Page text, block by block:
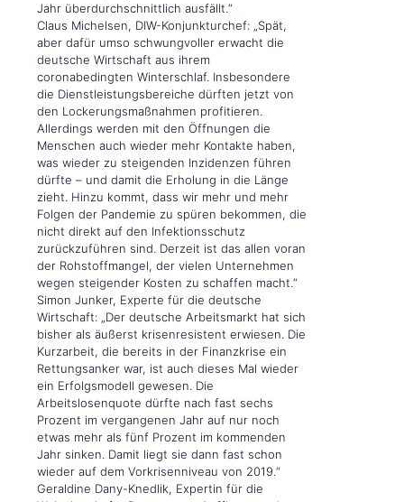
Jahr überdurchschnittlich ausfällt.“
Claus Michelsen, DIW-Konjunkturchef: „Spät,
aber dafür umso schwungvoller erwacht die
deutsche Wirtschaft aus ihrem
coronabedingten Winterschlaf. Insbesondere
die Dienstleistungsbereiche dürften jetzt von
den Lockerungsmaßnahmen profitieren.
Allerdings werden mit den Öffnungen die
Menschen auch wieder mehr Kontakte haben,
was wieder zu steigenden Inzidenzen führen
dürfte – und damit die Erholung in die Länge
zieht. Hinzu kommt, dass wir mehr und mehr
Folgen der Pandemie zu spüren bekommen, die
nicht direkt auf den Infektionsschutz
zurückzuführen sind. Derzeit ist das allen voran
der Rohstoffmangel, der vielen Unternehmen
wegen steigender Kosten zu schaffen macht.“
Simon Junker, Experte für die deutsche
Wirtschaft: „Der deutsche Arbeitsmarkt hat sich
bisher als äußerst krisenresistent erwiesen. Die
Kurzarbeit, die bereits in der Finanzkrise ein
Rettungsanker war, ist auch dieses Mal wieder
ein Erfolgsmodell gewesen. Die
Arbeitslosenquote dürfte nach fast sechs
Prozent im vergangenen Jahr auf nur noch
etwas mehr als fünf Prozent im kommenden
Jahr sinken. Damit liegt sie dann fast schon
wieder auf dem Vorkrisenniveau von 2019.“
Geraldine Dany-Knedlik, Expertin für die